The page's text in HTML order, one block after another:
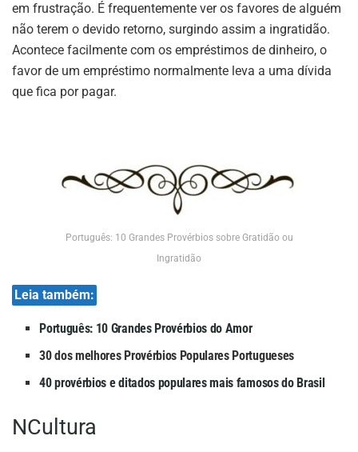
em frustração. É frequentemente ver os favores de alguém
não terem o devido retorno, surgindo assim a ingratidão.
Acontece facilmente com os empréstimos de dinheiro, o
favor de um empréstimo normalmente leva a uma dívida
que fica por pagar.
Português: 10 Grandes Provérbios sobre Gratidão ou
Ingratidão
Leia também:
Português: 10 Grandes Provérbios do Amor
30 dos melhores Provérbios Populares Portugueses
40 provérbios e ditados populares mais famosos do Brasil
NCultura